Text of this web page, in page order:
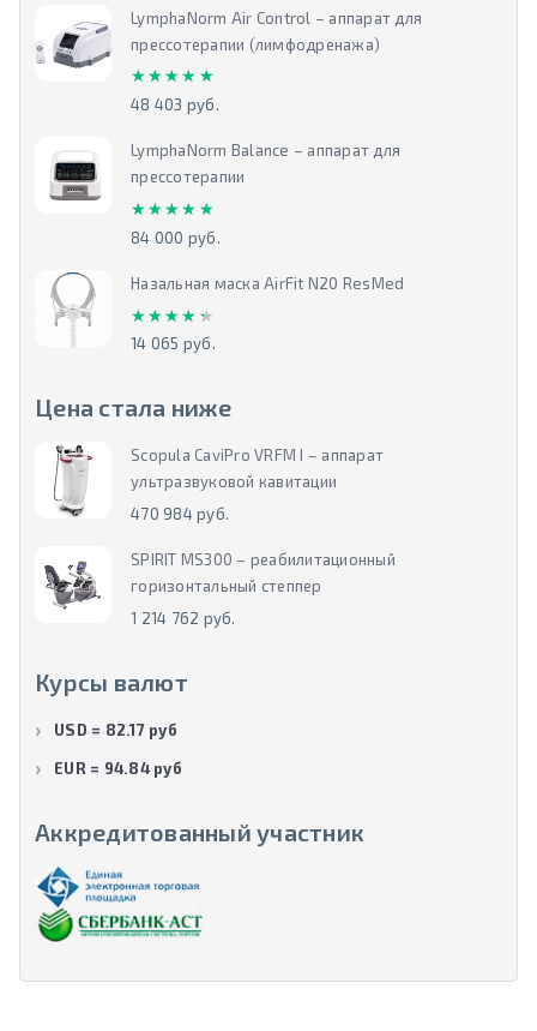
LymphaNorm Air Control – аппарат для
прессотерапии (лимфодренажа)
★★★★★
★★★★★
48 403 руб.
LymphaNorm Balance – аппарат для
прессотерапии
★★★★★
★★★★★
84 000 руб.
Назальная маска AirFit N20 ResMed
★★★★★
★★★★★
14 065 руб.
Цена стала ниже
Scopula CaviPro VRFM I – аппарат
ультразвуковой кавитации
470 984 руб.
SPIRIT MS300 – реабилитационный
горизонтальный степпер
1 214 762 руб.
Курсы валют
USD = 82.17 руб
EUR = 94.84 руб
Аккредитованный участник